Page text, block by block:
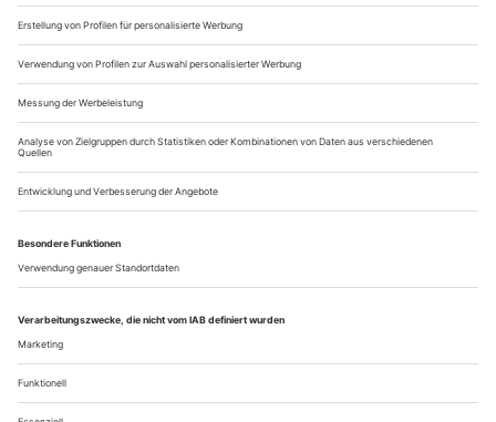
Art Fair Play Talk
Ein paar Künstler treffen sich und reden über Kunst, während ein
Papagei krächzt
In einem Aufzug, ca. 30 Messegäste. Man hört in regelmäßigen
Abständen einen Papagei «loop, loop» krächzen.
Philipp PreussWir begrüßen alle Zuschauer und wollen
gleich in medias res gehen. Zu meiner Linken begrüße ich
Laura Bartleby und – nach längeren Ausreiseproblemen –
Anatol Attivic aus Moskau, zu meiner Rechten Brian Cameo,
der gerade aus L.A. eingetroffen...
Über uns Kontakt Kritikerumfrage Newsletter